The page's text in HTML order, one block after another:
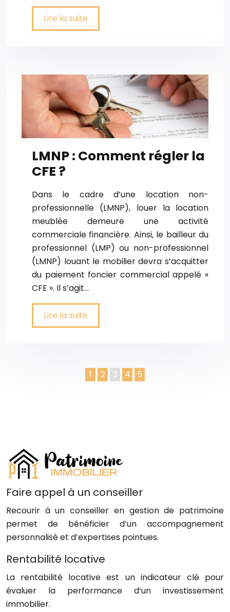
Lire la suite
LMNP : Comment régler la
CFE ?
Dans le cadre d’une location non-
professionnelle (LMNP), louer la location
meublée demeure une activité
commerciale financière. Ainsi, le bailleur du
professionnel (LMP) ou non-professionnel
(LMNP) louant le mobilier devra s’acquitter
du paiement foncier commercial appelé «
CFE ». Il s’agit…
Lire la suite
1 2 3 4 5
Faire appel à un conseiller
Recourir à un conseiller en gestion de patrimoine
permet de bénéficier d’un accompagnement
personnalisé et d’expertises pointues.
Rentabilité locative
La rentabilité locative est un indicateur clé pour
évaluer la performance d’un investissement
immobilier.